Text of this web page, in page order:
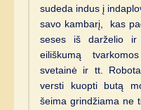
sudeda indus į
savo kambarį, kas
seses iš darželio ir
eiliškumą
svetainė ir tt.
versti kuopti butą
šeima grindžiama ne